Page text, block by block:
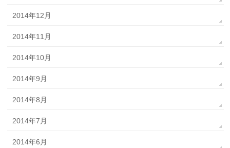
2014年12月
2014年11月
2014年10月
2014年9月
2014年8月
2014年7月
2014年6月